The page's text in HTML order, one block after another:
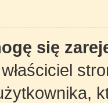
się